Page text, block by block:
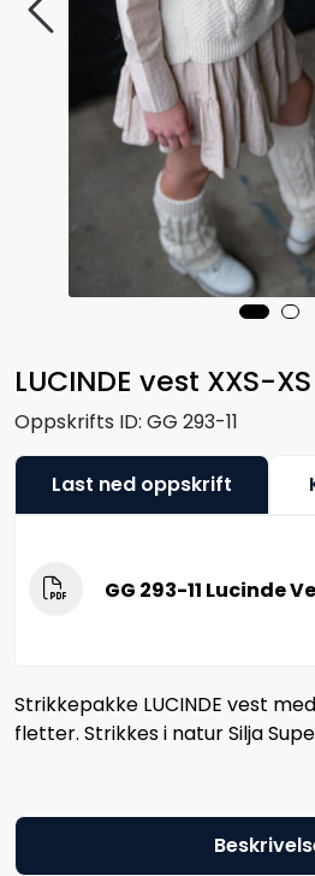
LUCINDE vest XXS-XS
Oppskrifts ID: GG 293-11
Last ned oppskrift
GG 293-11 Lucinde
Strikkepakke LUCINDE vest
fletter. Strikkes i natur Silja